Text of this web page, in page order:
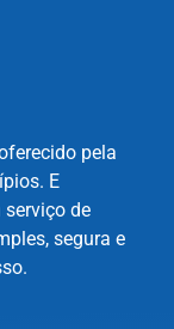
pela
E
serviço de
segura e